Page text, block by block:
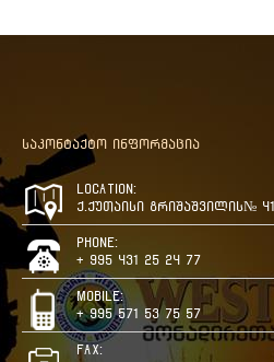
საკონტაქტო ინფორმაცია
Location:
ქ.ქუთაისი გრიშაშვილის№ 41
Phone:
+ 995 431 25 24 77
Mobile:
+ 995 571 53 75 57
Fax: